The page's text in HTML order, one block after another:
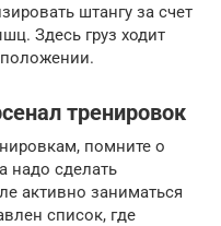
штангу за счет
Здесь груз ходит
тренировок
помните о
надо сделать
активно заниматься
список, где